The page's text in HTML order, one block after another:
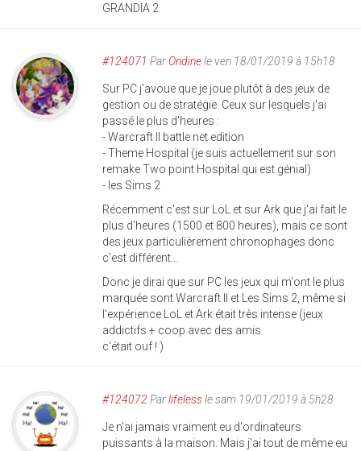
GRANDIA 2
#124071 ParOndinele ven 18/01/2019 à 15h18
Sur PC j'avoue que je joue plutôt à des jeux de
gestion ou de stratégie. Ceux sur lesquels j'ai
passé le plus d'heures :
- Warcraft II battle net edition
- Theme Hospital (je suis actuellement sur son
remake Two point Hospital qui est génial)
- les Sims 2
Récemment c'est sur LoL et sur Ark que j'ai fait le
plus d'heures (1500 et 800 heures), mais ce sont
des jeux particulièrement chronophages donc
c'est différent...
Donc je dirai que sur PC les jeux qui m'ont le plus
marquée sont Warcraft II et Les Sims 2, même si
l'expérience LoL et Ark était très intense (jeux
addictifs + coop avec des amis
c'était ouf ! )
#124072 Parlifelessle sam 19/01/2019 à 5h28
Je n'ai jamais vraiment eu d'ordinateurs
puissants à la maison. Mais j'ai tout de même eu